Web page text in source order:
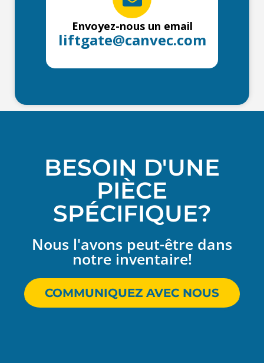
Envoyez-nous un email
liftgate@canvec.com
BESOIN D'UNE
PIÈCE
SPÉCIFIQUE?
Nous l'avons peut-être dans
notre inventaire!
COMMUNIQUEZ AVEC NOUS